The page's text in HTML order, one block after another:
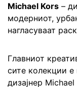
Michael Kors –
модерниот,
нагласуваат
Главниот
сите колекции
дизајнер Michael